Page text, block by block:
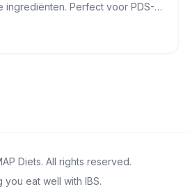
ingrediënten. Perfect voor PDS-
Diets. All rights reserved.
you eat well with IBS.